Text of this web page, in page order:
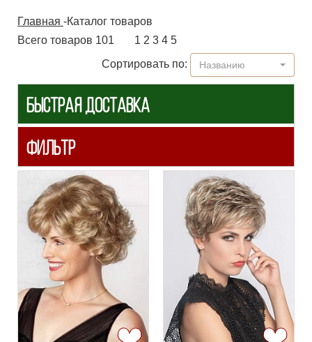
Главная -Каталог товаров
Всего товаров 101
1 2 3 4 5
Сортировать по: Названию
БЫСТРАЯ ДОСТАВКА
ФИЛЬТР